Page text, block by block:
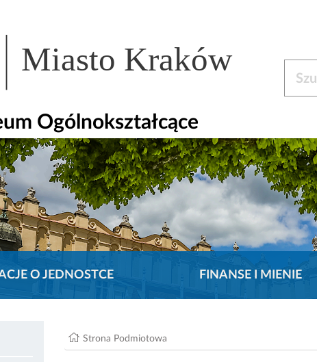
Miasto Kraków
Ogólnokształcące
O JEDNOSTCE FINANSE I MIENIE
Strona Podmiotowa